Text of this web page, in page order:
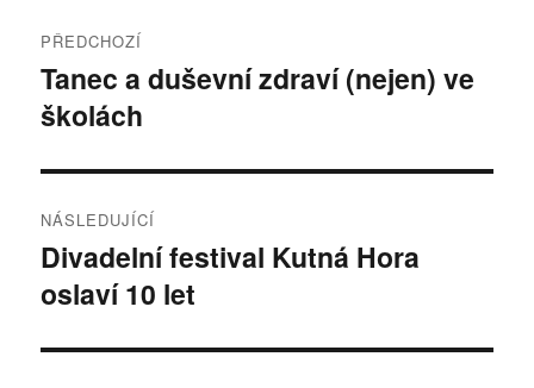
pro
příspěvek
PŘEDCHOZÍ
Předchozí
příspěvek:
Tanec a duševní zdraví (nejen) ve
školách
NÁSLEDUJÍCÍ
Následující
příspěvek:
Divadelní festival Kutná Hora
oslaví 10 let